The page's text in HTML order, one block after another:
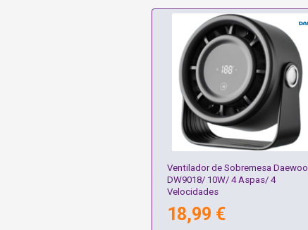
Ventilador de Sobremesa Daewoo
DW9018/ 10W/ 4 Aspas/ 4
Velocidades
18,99 €